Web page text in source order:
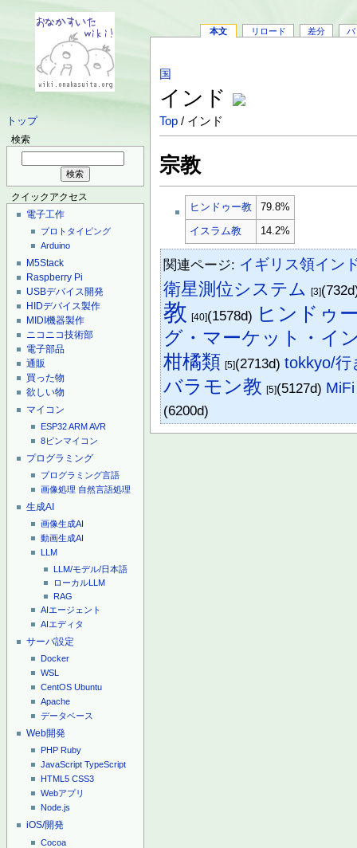
トップ
検索
クイックアクセス
電子工作
プロトタイピング
Arduino
M5Stack
Raspberry Pi
USBデバイス開発
HIDデバイス製作
MIDI機器製作
ニコニコ技術部
電子部品
通販
買った物
欲しい物
マイコン
ESP32ARMAVR
8ピンマイコン
プログラミング
プログラミング言語
画像処理 自然言語処理
生成AI
画像生成AI
動画生成AI
LLM
LLM/モデル/日本語
ローカルLLM
RAG
AIエージェント
AIエディタ
サーバ設定
Docker
WSL
CentOS Ubuntu
Apache
データベース
Web開発
PHP Ruby
JavaScript TypeScript
HTML5 CSS3
Webアプリ
Node.js
iOS/開発
Cocoa
本文 リロード 差分 バ
国
インド
Top / インド
宗教
ヒンドゥー教 79.8%
イスラム教 14.2%
関連ページ: イギリス領イン
衛星測位システム [3]
教 [40](1578d) ヒンドゥ
グ・マーケット・イ
柑橘類 [5](2713d)tokkyo/行
バラモン教 [5](5127d) MiFi
(6200d)